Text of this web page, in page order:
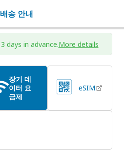
배송 안내
3 days in advance.More details
장기 데
이터 요
금제
eSIM